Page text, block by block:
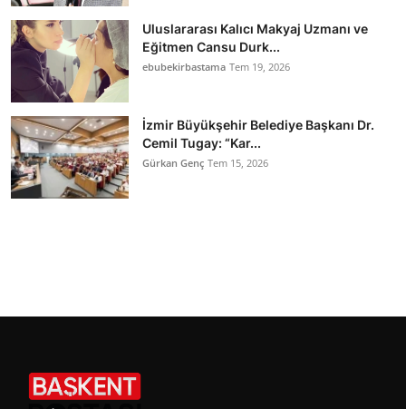
Uluslararası Kalıcı Makyaj Uzmanı ve
Eğitmen Cansu Durk...
ebubekirbastama Tem 19, 2026
İzmir Büyükşehir Belediye Başkanı Dr.
Cemil Tugay: “Kar...
Gürkan Genç Tem 15, 2026